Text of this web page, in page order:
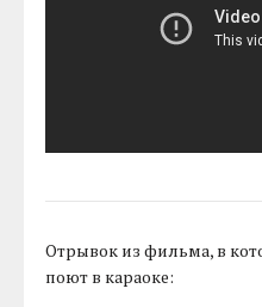
Отрывок из фильма, в
поют в караоке: